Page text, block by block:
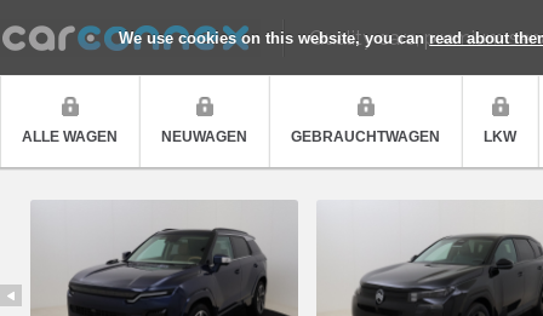
We use cookies on this website, you canread about
Quality cars, premium
ALLE WAGEN NEUWAGEN GEBRAUCHTWAGEN LKW